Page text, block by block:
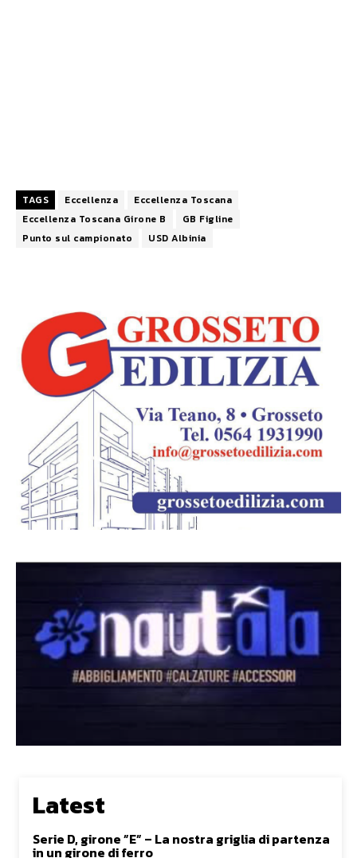
TAGS Eccellenza
Eccellenza Toscana
Eccellenza Toscana Girone B
GB Figline
Punto sul campionato
USD Albinia
Latest
Serie D, girone ”E” – La nostra griglia di partenza
in un girone di ferro